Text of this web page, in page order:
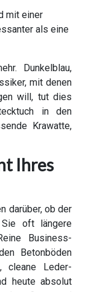
mit einer
als eine
Dunkelblau,
mit denen
will, tut dies
in den
Krawatte,
Ihres
darüber, ob der
oft längere
Business-
Betonböden
cleane Leder-
heute absolut